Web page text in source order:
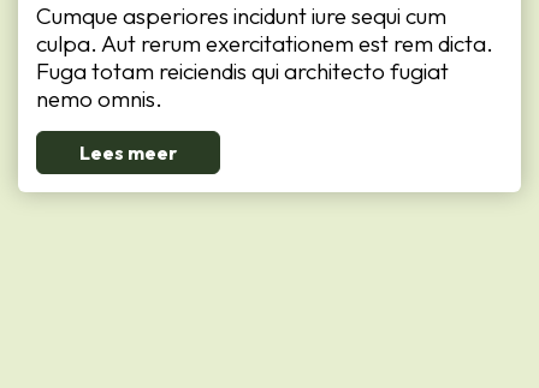
Cumque asperiores incidunt iure sequi cum
culpa. Aut rerum exercitationem est rem dicta.
Fuga totam reiciendis qui architecto fugiat
nemo omnis.
Lees meer